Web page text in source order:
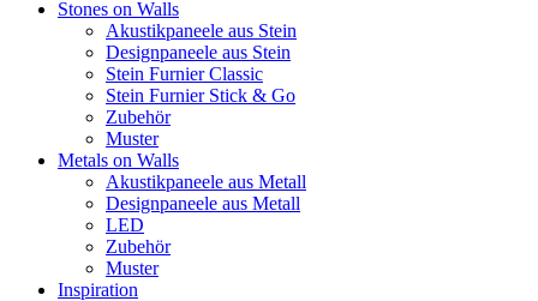
Stones on Walls
Akustikpaneele aus Stein
Designpaneele aus Stein
Stein Furnier Classic
Stein Furnier Stick & Go
Zubehör
Muster
Metals on Walls
Akustikpaneele aus Metall
Designpaneele aus Metall
LED
Zubehör
Muster
Inspiration